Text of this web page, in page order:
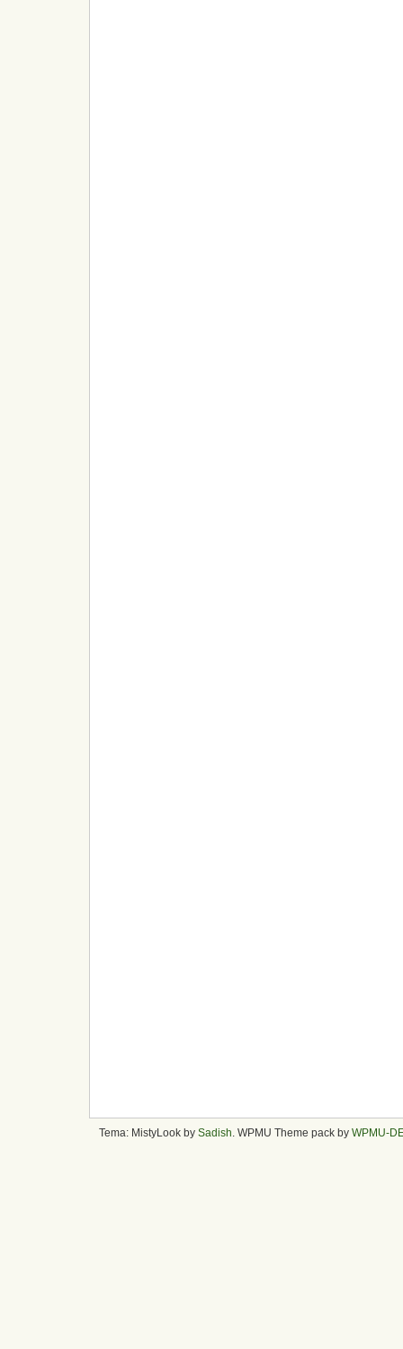
Tema: MistyLook by Sadish . WPMU Theme pack by WPMU-